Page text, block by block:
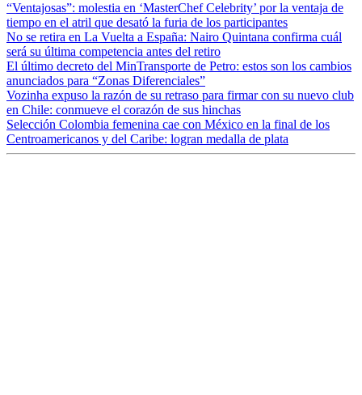
“Ventajosas”: molestia en ‘MasterChef Celebrity’ por la ventaja de
tiempo en el atril que desató la furia de los participantes
No se retira en La Vuelta a España: Nairo Quintana confirma cuál
será su última competencia antes del retiro
El último decreto del MinTransporte de Petro: estos son los cambios
anunciados para “Zonas Diferenciales”
Vozinha expuso la razón de su retraso para firmar con su nuevo club
en Chile: conmueve el corazón de sus hinchas
Selección Colombia femenina cae con México en la final de los
Centroamericanos y del Caribe: logran medalla de plata